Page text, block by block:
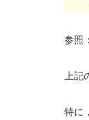
参照：
上記
特に